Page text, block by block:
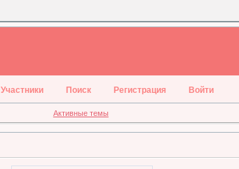
Участники Поиск Регистрация Войти
Активные темы